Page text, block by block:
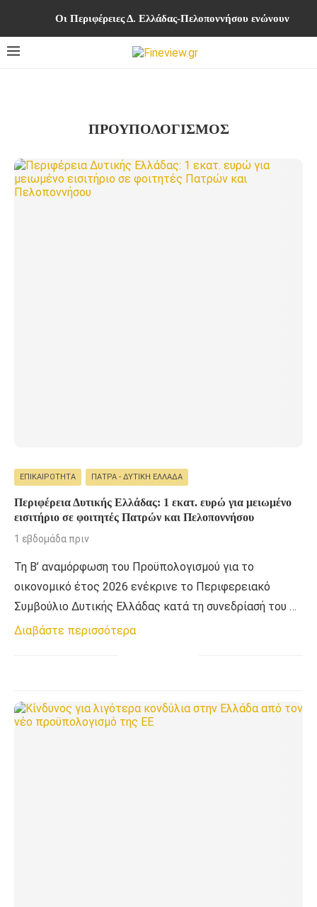
Οι Περιφέρειες Δ. Ελλάδας-Πελοποννήσου ενώνουν
ΠΡΟΥΠΟΛΟΓΙΣΜΟΣ
ΕΠΙΚΑΙΡΌΤΗΤΑ ΠΆΤΡΑ - ΔΥΤΙΚΉ ΕΛΛΆΔΑ
Περιφέρεια Δυτικής Ελλάδας: 1 εκατ. ευρώ για μειωμένο
εισιτήριο σε φοιτητές Πατρών και Πελοποννήσου
1 εβδομάδα πριν
Τη Β’ αναμόρφωση του Προϋπολογισμού για το
οικονομικό έτος 2026 ενέκρινε το Περιφερειακό
Συμβούλιο Δυτικής Ελλάδας κατά τη συνεδρίασή του …
Διαβάστε περισσότερα